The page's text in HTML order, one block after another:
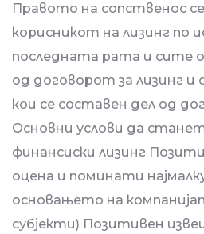
Правото на сопственос
корисникот на лизинг по
последната рата и сите
од договорот за лизинг
кои се составен дел од
Основни услови да
финансиски лизинг
оцена и поминати
основањето на
субјекти) Позитивен